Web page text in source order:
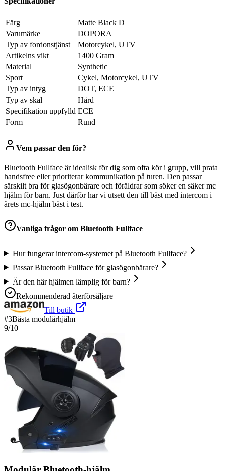
Färg
Matte Black D
Varumärke
DOPORA
Typ av fordonstjänst
Motorcykel, UTV
Artikelns vikt
1400 Gram
Material
Synthetic
Sport
Cykel, Motorcykel, UTV
Typ av intyg
DOT, ECE
Typ av skal
Hård
Specifikation uppfylld ECE
Form
Rund
Vem passar den för?
Bluetooth Fullface är idealisk för dig som ofta kör i grupp, vill prata
handsfree eller prioriterar kommunikation på turen. Den passar
särskilt bra för glasögonbärare och föräldrar som söker en säker mc
hjälm för barn. Just därför har vi utsett den till bäst med intercom i
årets mc-hjälm bäst i test.
Vanliga frågor om Bluetooth Fullface
Hur fungerar intercom-systemet på Bluetooth Fullface?
Passar Bluetooth Fullface för glasögonbärare?
Är den här hjälmen lämplig för barn?
Rekommenderad återförsäljare
Till butik
#3Bästa modulärhjälm
9/10